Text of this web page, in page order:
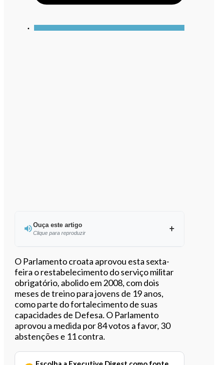
Ouça este artigo
Clique para reproduzir
Ouvir este artigo
O Parlamento croata aprovou esta sexta-
feira o restabelecimento do serviço militar
obrigatório, abolido em 2008, com dois
meses de treino para jovens de 19 anos,
como parte do fortalecimento de suas
capacidades de Defesa. O Parlamento
aprovou a medida por 84 votos a favor, 30
abstenções e 11 contra.